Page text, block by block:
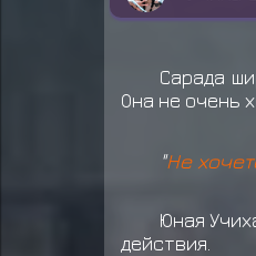
Сарада
Она не очень
"Не
Юная
действия.